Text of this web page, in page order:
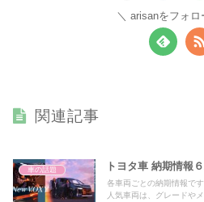
arisanをフォロ
関連記事
車の話題 トヨタ車 納期情報
各車両ごとの納期情報で
人気車両は、グレードや